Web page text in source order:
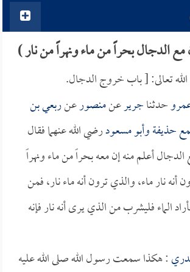
الدجال بحراً من ماء ونهراً من نار )
تعالى: [ باب خروج الدجال.
حدثناجريرعنمنصورعنربعي بن
حذيفةوأبو مسعودرضي الله عنهما فقال
الدجال أعلم منه إن معه بحراً من ماء ونهراً
أنه نار ماء، والذي ترون أنه ماء نار، فمن
الماء فليشرب من الذي يرى أنه نار فإنه
: هكذا سمعت رسول الله صلى الله عليه